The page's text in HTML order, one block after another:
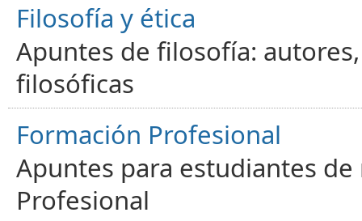
Filosofía y ética
Apuntes de filosofía:
filosóficas
Formación Profesional
Apuntes para estudiantes
Profesional